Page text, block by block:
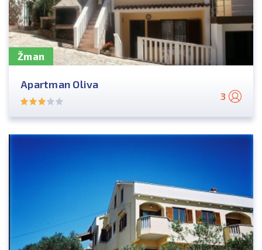
Žman
Apartman Oliva
3